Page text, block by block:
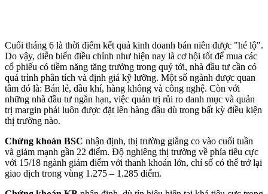
Cuối tháng 6 là thời điểm kết quả kinh doanh bán niên được "hé lộ".
Do vậy, diễn biến điều chỉnh như hiện nay là cơ hội tốt để mua các
cổ phiếu có tiềm năng tăng trưởng trong quý tới, nhà đầu tư cần có
quá trình phân tích và định giá kỹ lưỡng. Một số ngành được quan
tâm đó là: Bán lẻ, dầu khí, hàng không và công nghệ. Còn với
những nhà đầu tư ngắn hạn, việc quản trị rủi ro danh mục và quản
trị margin phải luôn được đặt lên hàng đầu dù trong bất kỳ điều kiện
thị trường nào.
Chứng khoán BSC nhận định, thị trường giẳng co vào cuối tuần
và giảm mạnh gần 22 điểm. Độ nghiêng thị trường về phía tiêu cực
với 15/18 ngành giảm điểm với thanh khoản lớn, chỉ số có thể trở lại
giao dịch trong vùng 1.275 – 1.285 điểm.